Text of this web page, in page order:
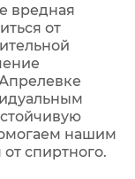
вредная
от
нашим
спиртного.